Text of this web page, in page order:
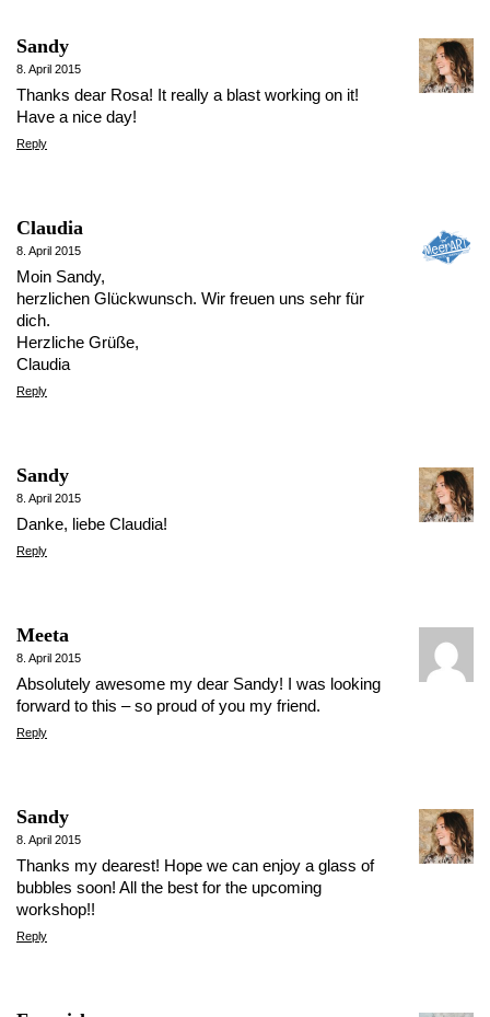
Sandy
8. April 2015
Thanks dear Rosa! It really a blast working on it!
Have a nice day!
Reply
Claudia
8. April 2015
Moin Sandy,
herzlichen Glückwunsch. Wir freuen uns sehr für
dich.
Herzliche Grüße,
Claudia
Reply
Sandy
8. April 2015
Danke, liebe Claudia!
Reply
Meeta
8. April 2015
Absolutely awesome my dear Sandy! I was looking
forward to this – so proud of you my friend.
Reply
Sandy
8. April 2015
Thanks my dearest! Hope we can enjoy a glass of
bubbles soon! All the best for the upcoming
workshop!!
Reply